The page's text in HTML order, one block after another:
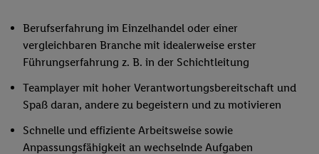
Berufserfahrung im Einzelhandel oder einer
vergleichbaren Branche mit idealerweise erster
Führungserfahrung z. B. in der Schichtleitung
Teamplayer mit hoher Verantwortungsbereitschaft und
Spaß daran, andere zu begeistern und zu motivieren
Schnelle und effiziente Arbeitsweise sowie
Anpassungsfähigkeit an wechselnde Aufgaben